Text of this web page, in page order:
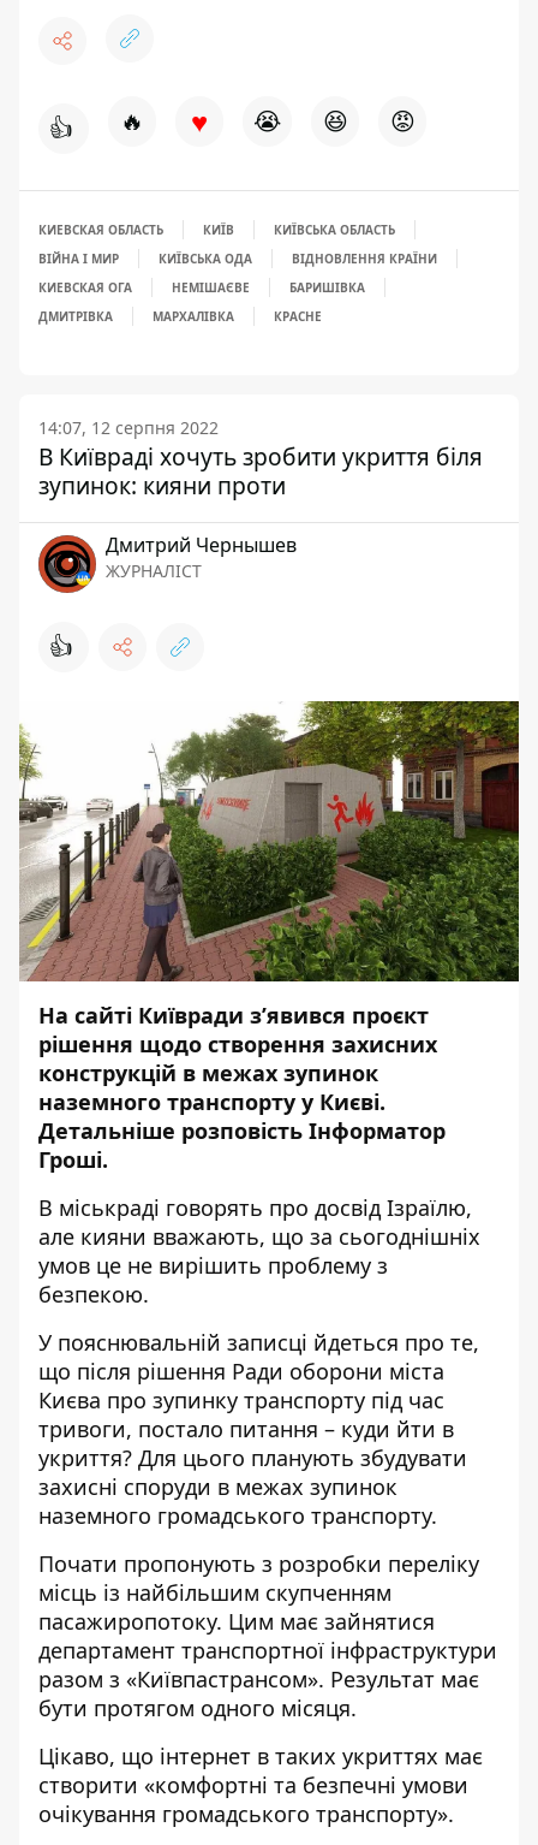
👍 🔥 ♥ 😭 😆 😡
КИЕВСКАЯ ОБЛАСТЬ КИЇВ
КИЇВСЬКА ОБЛАСТЬ
ВІЙНА І МИР
КИЇВСЬКА ОДА
ВІДНОВЛЕННЯ КРАЇНИ
КИЕВСКАЯ ОГА
НЕМІШАЄВЕ
БАРИШІВКА
ДМИТРІВКА
МАРХАЛІВКА КРАСНЕ
14:07, 12 серпня 2022
В Київраді хочуть зробити укриття біля
зупинок: кияни проти
Дмитрий Чернышев
ЖУРНАЛІСТ
👍
На сайті Київради з’явився проєкт
рішення щодо створення захисних
конструкцій в межах зупинок
наземного транспорту у Києві.
Детальніше розповість Інформатор
Гроші.
В міськраді говорять про досвід Ізраїлю,
але кияни вважають, що за сьогоднішніх
умов це не вирішить проблему з
безпекою.
У пояснювальній записці йдеться про те,
що після рішення Ради оборони міста
Києва про зупинку транспорту під час
тривоги, постало питання – куди йти в
укриття? Для цього планують збудувати
захисні споруди в межах зупинок
наземного громадського транспорту.
Почати пропонують з розробки переліку
місць із найбільшим скупченням
пасажиропотоку. Цим має зайнятися
департамент транспортної інфраструктури
разом з «Київпастрансом». Результат має
бути протягом одного місяця.
Цікаво, що інтернет в таких укриттях має
створити «комфортні та безпечні умови
очікування громадського транспорту».